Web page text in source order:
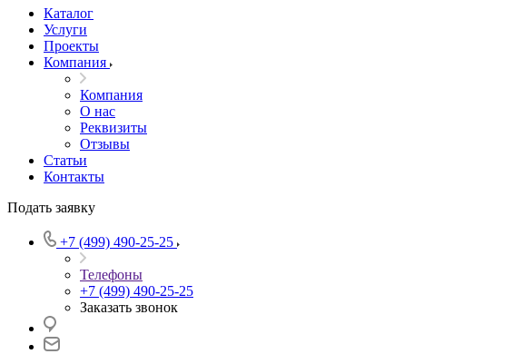
Каталог
Услуги
Проекты
Компания
Компания
О нас
Реквизиты
Отзывы
Статьи
Контакты
Подать заявку
+7 (499) 490-25-25
Телефоны
+7 (499) 490-25-25
Заказать звонок